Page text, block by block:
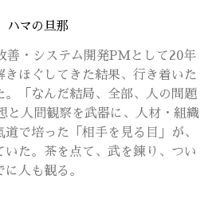
ハマの旦那
善・システム開発PMとして20年
きほぐしてきた結果、行き着いた
。「なんだ結局、全部、人の問題
と人間観察を武器に、人材・組織
で培った「相手を見る目」が、
いた。茶を点て、武を錬り、つい
に人も観る。